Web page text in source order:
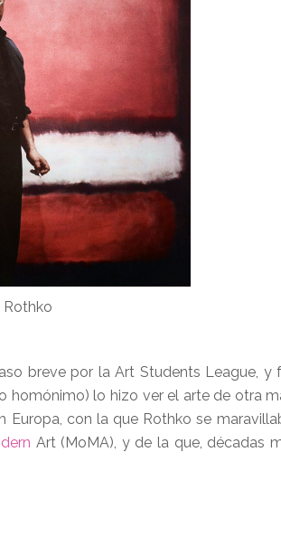
Rothko
breve por la Art Students League, y
lo hizo ver el arte de otra
con la que Rothko se
Art (MoMA), y de la que, décadas